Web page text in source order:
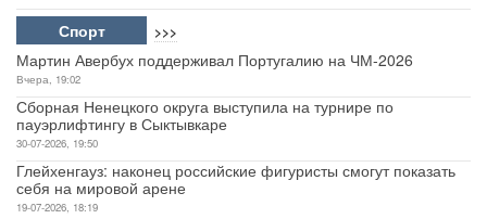
Спорт >>>
Мартин Авербух поддерживал Португалию на ЧМ-2026
Вчера, 19:02
Сборная Ненецкого округа выступила на турнире по
пауэрлифтингу в Сыктывкаре
30-07-2026, 19:50
Глейхенгауз: наконец российские фигуристы смогут показать
себя на мировой арене
19-07-2026, 18:19